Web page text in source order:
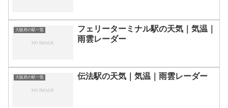
大阪府の駅一覧
フェリーターミナル駅の天気｜気温｜
雨雲レーダー
大阪府の駅一覧 伝法駅の天気｜気温｜雨雲レーダー